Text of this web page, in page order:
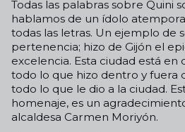
Todas las palabras sobre Quini
hablamos de un ídolo
todas las letras. Un ejemplo de
pertenencia; hizo de Gijón el
excelencia. Esta ciudad está en
todo lo que hizo dentro y fuera
todo lo que le dio a la ciudad.
homenaje, es un
alcaldesa Carmen Moriyón.